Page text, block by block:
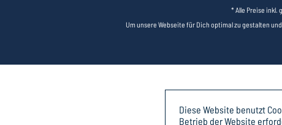
* Alle Preise inkl.
Um unsere Webseite für Dich optimal zu gestalten
Diese Website benutzt
Betrieb der Website